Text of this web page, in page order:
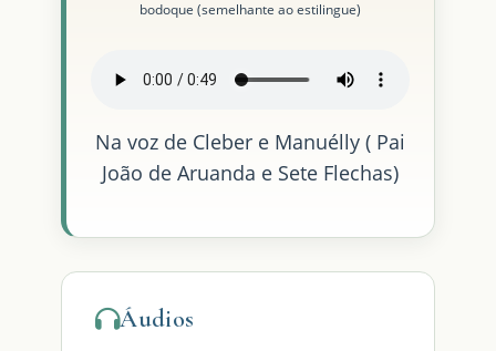
bodoque (semelhante ao estilingue)
Na voz de Cleber e Manuélly ( Pai
João de Aruanda e Sete Flechas)
Áudios